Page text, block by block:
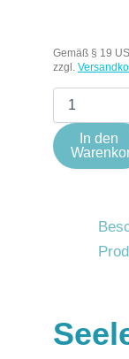
Gemäß § 19
zzgl.
In den